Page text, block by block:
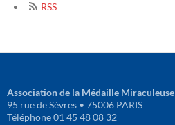
RSS
Association de la Médaille Miraculeuse
95 rue de Sèvres • 75006 PARIS
Téléphone 01 45 48 08 32